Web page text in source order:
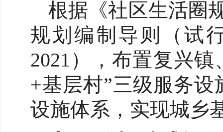
根据《社区生活圈
规划编制导则（试
2021），布置复兴
+基层村”三级服务
设施体系，实现城乡